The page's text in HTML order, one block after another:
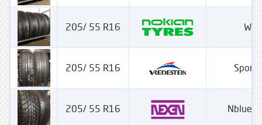
205/ 55 R16
205/ 55 R16
205/ 55 R16 Nblue